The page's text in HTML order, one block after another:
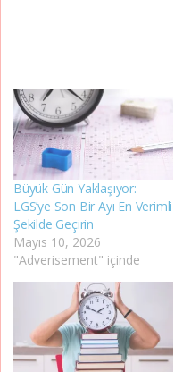
Büyük Gün Yaklaşıyor:
LGS’ye Son Bir Ayı En Verimli
Şekilde Geçirin
Mayıs 10, 2026
"Adverisement" içinde